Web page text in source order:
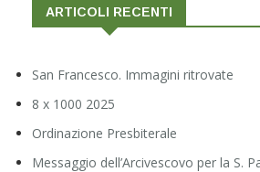
ARTICOLI RECENTI
San Francesco. Immagini ritrovate
8 x 1000 2025
Ordinazione Presbiterale
Messaggio dell’Arcivescovo per la S.